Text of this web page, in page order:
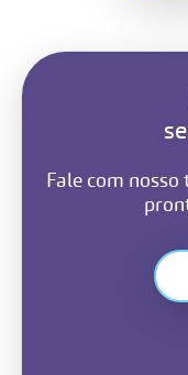
Fale com